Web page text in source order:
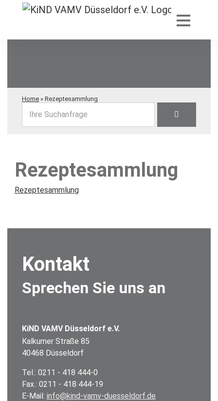
Home » Rezeptesammlung
Ihre Suchanfrage
Rezeptesammlung
Rezeptesammlung
Kontakt
Sprechen Sie uns an
KiND VAMV Düsseldorf e.V.
Kalkumer Straße 85
40468 Düsseldorf
Tel.: 0211 - 418 444-0
Fax.: 0211 - 418 444-19
E-Mail: info@kind-vamv-duesseldorf.de